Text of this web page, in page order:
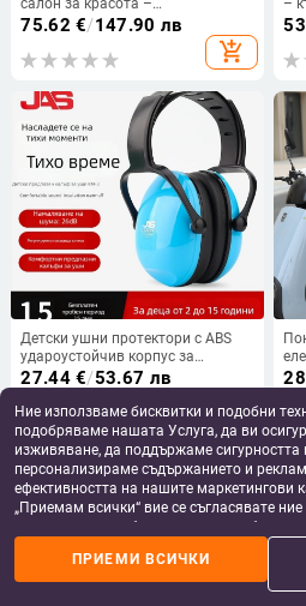
салон за красота –
влагоотвеждаща полиестер/
ацетат двучастен костюм, къс
ръкав, стояща яка, всесезонно
75.62 €/147.90 лв
add_shopping_cart
–
Детски ушни протектори с ABS
удароустойчив корпус за
звукоизолация
27.44€/53.67 лв
add_shopping_cart
Ние използваме бисквитки и подобни
подобряваме нашата Услуга, да ви
изживяване, да поддържаме
персонализираме съдържанието и
ефективността на нашите маркетингови
„Приемам всички“ вие се съгласявате
да съхраняваме бисквитки и подобни
за рекламни и аналитични цели. Можете
своите предпочитания, като натиснете
За повече информация, моля, вижте
ПРИЕМИ ВСИЧКИ